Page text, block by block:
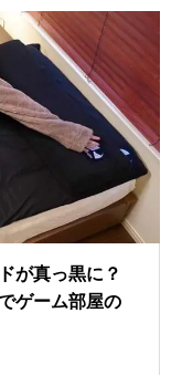
が真っ黒に？
ゲーム部屋の